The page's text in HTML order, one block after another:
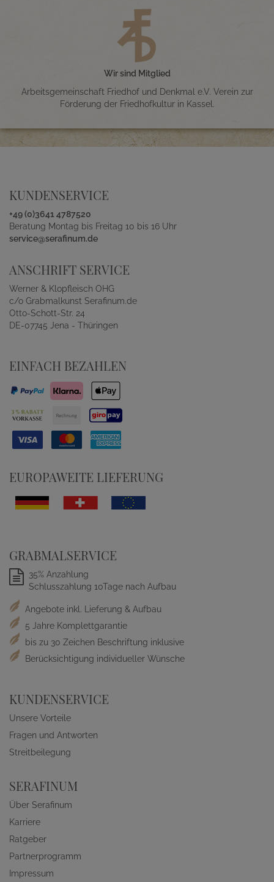
Wir sind Mitglied
Arbeitsgemeinschaft Friedhof und Denkmal e.V. Verein zur
Förderung der Friedhofkultur in Kassel.
KUNDENSERVICE
+49 (0)3641 4787520
Beratung Montag bis Freitag 10 bis 16 Uhr
service@serafinum.de
ANSCHRIFT SERVICE
Werner & Klopfleisch OHG
c/o Grabmalkunst Serafinum.de
Otto-Schott-Str. 24
DE-07745 Jena - Thüringen
EINFACH BEZAHLEN
EUROPAWEITE LIEFERUNG
GRABMALSERVICE
35% Anzahlung
Schlusszahlung 10Tage nach Aufbau
Angebote inkl. Lieferung & Aufbau
5 Jahre Komplettgarantie
bis zu 30 Zeichen Beschriftung inklusive
Berücksichtigung individueller Wünsche
KUNDENSERVICE
Unsere Vorteile
Fragen und Antworten
Streitbeilegung
SERAFINUM
Über Serafinum
Karriere
Ratgeber
Partnerprogramm
Impressum